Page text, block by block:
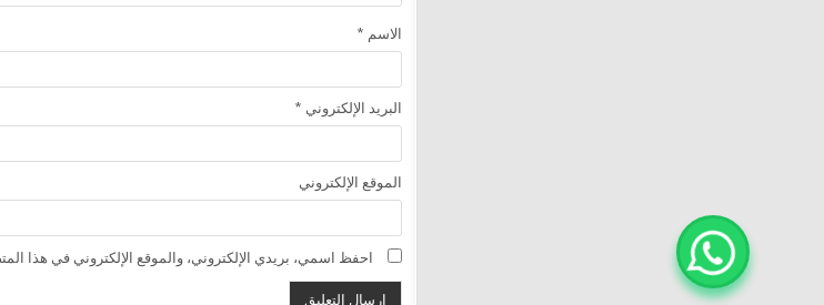
الاسم *
البريد الإلكتروني *
الموقع الإلكتروني
احفظ اسمي، بريدي الإلكتروني، والموقع الإلكتروني في هذا